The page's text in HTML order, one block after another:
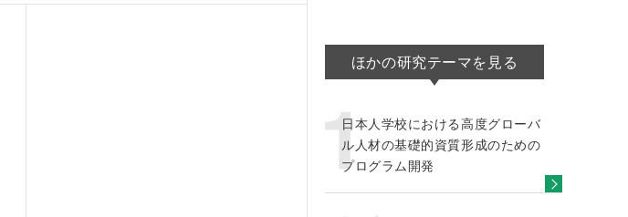
ほかの研究テーマを見る
日本人学校における高度グローバ
ル人材の基礎的資質形成のための
プログラム開発